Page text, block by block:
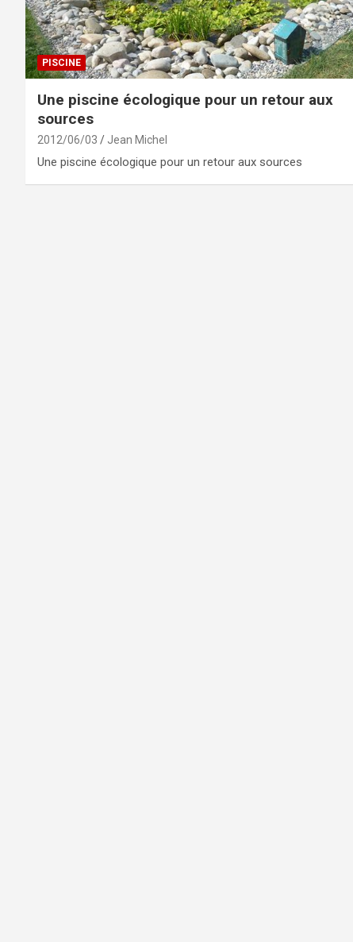
PISCINE
Une piscine écologique pour un retour aux
sources
2012/06/03 Jean Michel
Une piscine écologique pour un retour aux sources